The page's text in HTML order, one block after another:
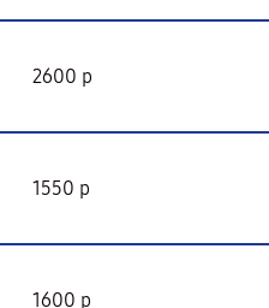
2600 р
1550 р
1600 р